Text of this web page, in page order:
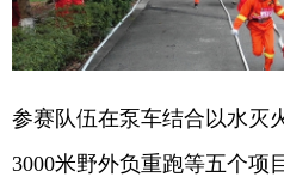
Русский язык
Deutsch
参赛队伍在泵车结合以水灭
3000米野外负重跑等五个项